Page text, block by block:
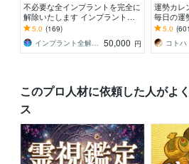
不必要な全インプラントを完全に
解除いたします インプラント全
解除創始者 × 魂の解放・カルマ浄
化・能力開花
5.0 (169)
インプラント全解除創始者｜魂王DaI⭐︎ 50,000 円
運勢カレ
毎日の運
字のおよ
細に記し
5.0
このプロ人材に依頼した人がよ
ス